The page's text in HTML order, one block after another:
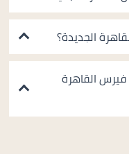
الجديدة؟
القاهرة